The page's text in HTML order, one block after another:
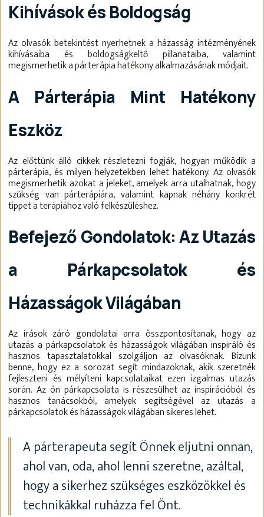
Kihívások és Boldogság
Az olvasók betekintést nyerhetnek a házasság intézményének
kihívásaiba és boldogságkeltő pillanataiba, valamint
megismerhetik a párterápia hatékony alkalmazásának módjait.
A Párterápia Mint Hatékony
Eszköz
Az előttünk álló cikkek részletezni fogják, hogyan működik a
párterápia, és milyen helyzetekben lehet hatékony. Az olvasók
megismerhetik azokat a jeleket, amelyek arra utalhatnak, hogy
szükség van párterápiára, valamint kapnak néhány konkrét
tippet a terápiához való felkészüléshez.
Befejező Gondolatok: Az Utazás
a Párkapcsolatok és
Házasságok Világában
Az írások záró gondolatai arra összpontosítanak, hogy az
utazás a párkapcsolatok és házasságok világában inspiráló és
hasznos tapasztalatokkal szolgáljon az olvasóknak. Bízunk
benne, hogy ez a sorozat segít mindazoknak, akik szeretnék
fejleszteni és mélyíteni kapcsolataikat ezen izgalmas utazás
során. Az ön párkapcsolata is részesülhet az inspirációból és
hasznos tanácsokból, amelyek segítségével az utazás a
párkapcsolatok és házasságok világában sikeres lehet.
A párterapeuta segít Önnek eljutni onnan,
ahol van, oda, ahol lenni szeretne, azáltal,
hogy a sikerhez szükséges eszközökkel és
technikákkal ruházza fel Önt.